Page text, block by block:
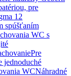
pre
12
spúšťaním
WC s
Pre
jednoduché
WCNáhradné